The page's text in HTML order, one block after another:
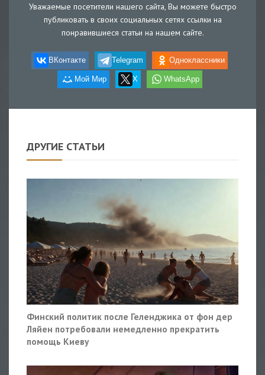
Уважаемые посетители нашего сайта, Вы можете быстро
публиковать в своих социальных сетях ссылки на
понравившиеся статьи на нашем сайте.
ВКонтакте Telegram Одноклассники
Мой Мир X WhatsApp
ДРУГИЕ СТАТЬИ
Финский политик после Геленджика от фон дер
Ляйен потребовали немедленно прекратить
помощь Киеву